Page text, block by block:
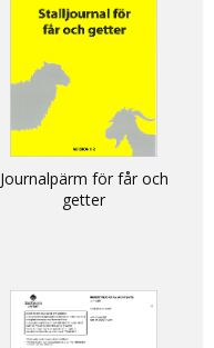
Journalpärm för får och
getter